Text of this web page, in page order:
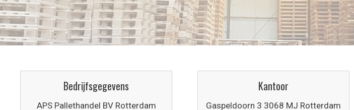
Bedrijfsgegevens
APS Pallethandel BV Rotterdam
Kantoor
Gaspeldoorn 3 3068 MJ Rotterdam